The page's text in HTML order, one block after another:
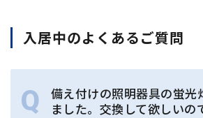
入居中のよくあるご質問
備え付けの照明器具の蛍光
ました。交換して欲しいの